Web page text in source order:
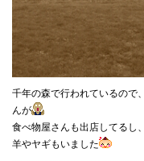
千年の森で行われているので
んが
食べ物屋さんも出店してるし
羊やヤギもいました